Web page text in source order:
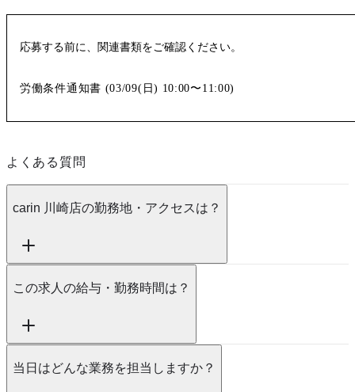
応募する前に、関連書類をご確認ください。
労働条件通知書 (03/09(日) 10:00〜11:00)
よくある質問
carin 川崎店の勤務地・アクセスは？
この求人の給与・勤務時間は？
当日はどんな業務を担当しますか？